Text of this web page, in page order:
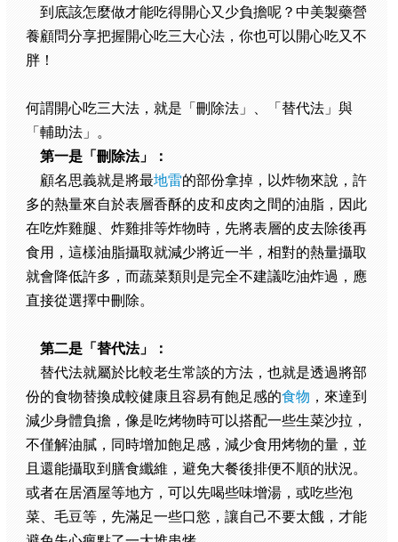
到底該怎麼做才能吃得開心又少負擔呢？中美製藥營
養顧問分享把握開心吃三大心法，你也可以開心吃又不
胖！
何謂開心吃三大法，就是「刪除法」、「替代法」與
「輔助法」。
第一是「刪除法」：
顧名思義就是將最地雷的部份拿掉，以炸物來說，許
多的熱量來自於表層香酥的皮和皮肉之間的油脂，因此
在吃炸雞腿、炸雞排等炸物時，先將表層的皮去除後再
食用，這樣油脂攝取就減少將近一半，相對的熱量攝取
就會降低許多，而蔬菜類則是完全不建議吃油炸過，應
直接從選擇中刪除。
第二是「替代法」：
替代法就屬於比較老生常談的方法，也就是透過將部
份的食物替換成較健康且容易有飽足感的食物 ，來達到
減少身體負擔，像是吃烤物時可以搭配一些生菜沙拉，
不僅解油膩，同時增加飽足感，減少食用烤物的量，並
且還能攝取到膳食纖維，避免大餐後排便不順的狀況。
或者在居酒屋等地方，可以先喝些味增湯，或吃些泡
菜、毛豆等，先滿足一些口慾，讓自己不要太餓，才能